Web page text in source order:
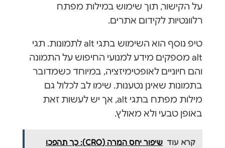
על הקישור, תוך שימוש במילות מפתח
רלוונטיות לקידום אתרים.
טיפ נוסף הוא השימוש בתגי alt לתמונות. תגי
alt מספקים מידע למנועי החיפוש על התמונה
והם חיוניים לאופטימיזציה, במיוחד כשמדובר
בתמונות שאינן נטענות. שימו לב לכלול גם
מילות מפתח בתגי alt, אך יש לעשות זאת
באופן טבעי ולא מאולץ.
קרא עוד
שיפור יחס המרה (CRO): כך תהפכו